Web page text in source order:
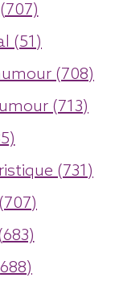
(51)
(708)
(713)
(731)